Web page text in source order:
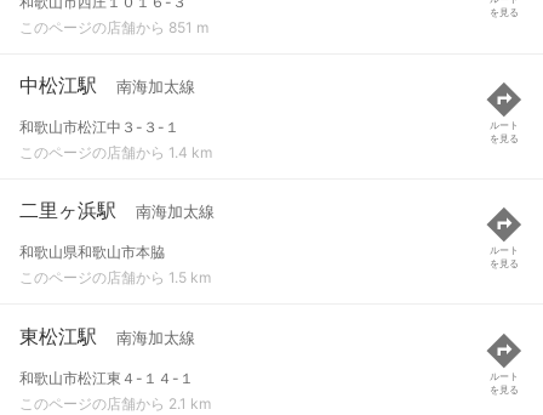
このページの店舗から 851 m
を見る
中松江駅 南海加太線
和歌山市松江中３-３-１
このページの店舗から 1.4 km
ルート
を見る
二里ヶ浜駅 南海加太線
和歌山県和歌山市本脇
このページの店舗から 1.5 km
ルート
を見る
東松江駅 南海加太線
和歌山市松江東４-１４-１
このページの店舗から 2.1 km
ルート
を見る